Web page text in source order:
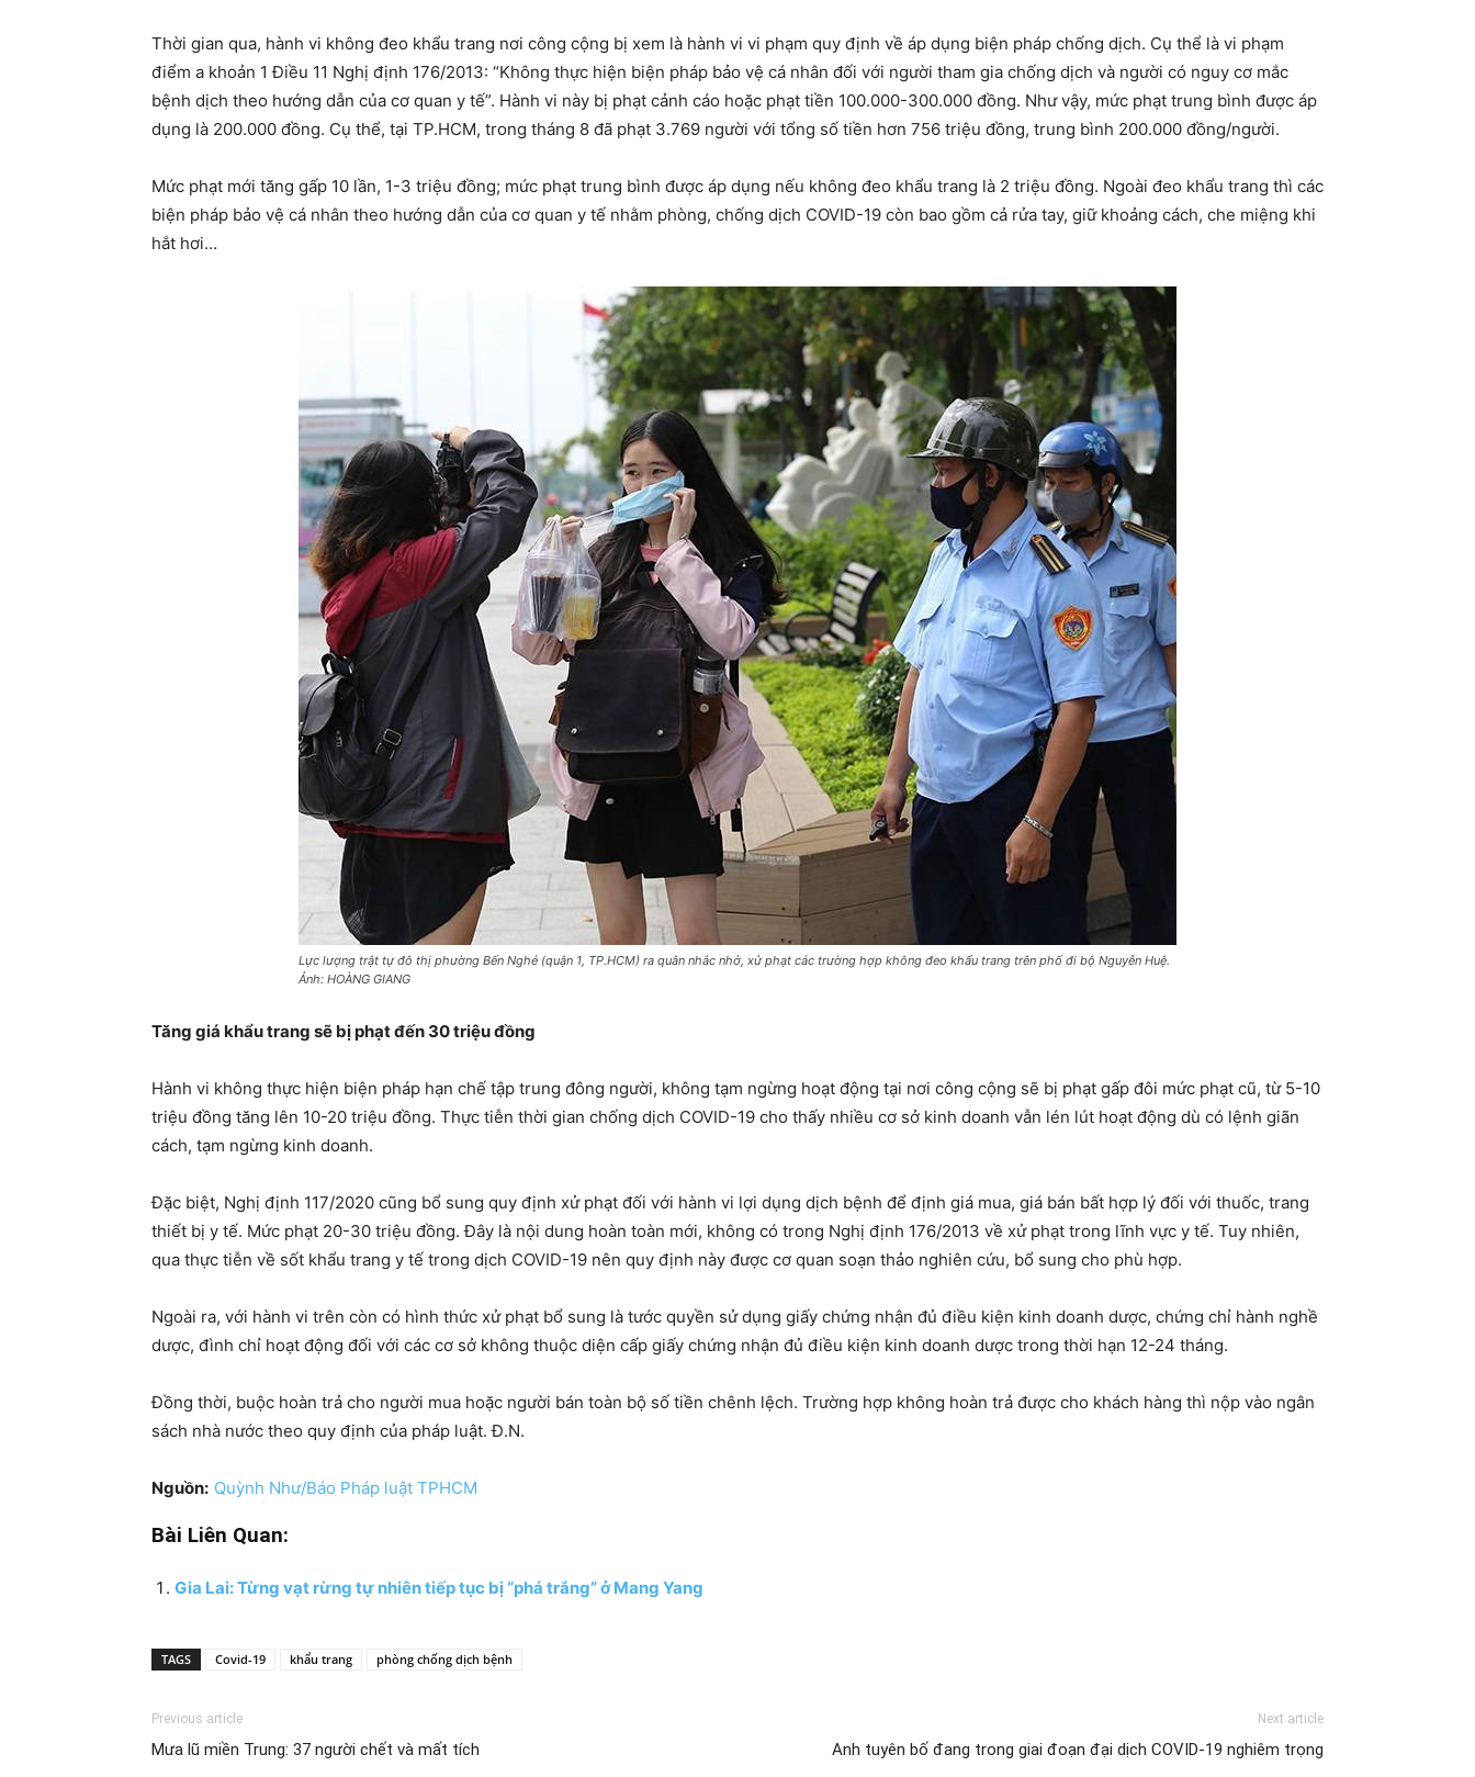
Thời gian qua, hành vi không đeo khẩu trang nơi công cộng bị xem là hành vi vi phạm quy định về áp dụng biện pháp chống dịch. Cụ thể là vi phạm
điểm a khoản 1 Điều 11 Nghị định 176/2013: “Không thực hiện biện pháp bảo vệ cá nhân đối với người tham gia chống dịch và người có nguy cơ mắc
bệnh dịch theo hướng dẫn của cơ quan y tế”. Hành vi này bị phạt cảnh cáo hoặc phạt tiền 100.000-300.000 đồng. Như vậy, mức phạt trung bình được áp
dụng là 200.000 đồng. Cụ thể, tại TP.HCM, trong tháng 8 đã phạt 3.769 người với tổng số tiền hơn 756 triệu đồng, trung bình 200.000 đồng/người.
Mức phạt mới tăng gấp 10 lần, 1-3 triệu đồng; mức phạt trung bình được áp dụng nếu không đeo khẩu trang là 2 triệu đồng. Ngoài đeo khẩu trang thì các
biện pháp bảo vệ cá nhân theo hướng dẫn của cơ quan y tế nhằm phòng, chống dịch COVID-19 còn bao gồm cả rửa tay, giữ khoảng cách, che miệng khi
hắt hơi…
Lực lượng trật tự đô thị phường Bến Nghé (quận 1, TP.HCM) ra quân nhắc nhở, xử phạt các trường hợp không đeo khẩu trang trên phố đi bộ Nguyễn Huệ.
Ảnh: HOÀNG GIANG
Tăng giá khẩu trang sẽ bị phạt đến 30 triệu đồng
Hành vi không thực hiện biện pháp hạn chế tập trung đông người, không tạm ngừng hoạt động tại nơi công cộng sẽ bị phạt gấp đôi mức phạt cũ, từ 5-10
triệu đồng tăng lên 10-20 triệu đồng. Thực tiễn thời gian chống dịch COVID-19 cho thấy nhiều cơ sở kinh doanh vẫn lén lút hoạt động dù có lệnh giãn
cách, tạm ngừng kinh doanh.
Đặc biệt, Nghị định 117/2020 cũng bổ sung quy định xử phạt đối với hành vi lợi dụng dịch bệnh để định giá mua, giá bán bất hợp lý đối với thuốc, trang
thiết bị y tế. Mức phạt 20-30 triệu đồng. Đây là nội dung hoàn toàn mới, không có trong Nghị định 176/2013 về xử phạt trong lĩnh vực y tế. Tuy nhiên,
qua thực tiễn về sốt khẩu trang y tế trong dịch COVID-19 nên quy định này được cơ quan soạn thảo nghiên cứu, bổ sung cho phù hợp.
Ngoài ra, với hành vi trên còn có hình thức xử phạt bổ sung là tước quyền sử dụng giấy chứng nhận đủ điều kiện kinh doanh dược, chứng chỉ hành nghề
dược, đình chỉ hoạt động đối với các cơ sở không thuộc diện cấp giấy chứng nhận đủ điều kiện kinh doanh dược trong thời hạn 12-24 tháng.
Đồng thời, buộc hoàn trả cho người mua hoặc người bán toàn bộ số tiền chênh lệch. Trường hợp không hoàn trả được cho khách hàng thì nộp vào ngân
sách nhà nước theo quy định của pháp luật. Đ.N.
Nguồn: Quỳnh Như/Báo Pháp luật TPHCM
Bài Liên Quan:
Gia Lai: Từng vạt rừng tự nhiên tiếp tục bị “phá trắng” ở Mang Yang
TAGS Covid-19 khẩu trang phòng chống dịch bệnh
Previous article
Mưa lũ miền Trung: 37 người chết và mất tích
Next article
Anh tuyên bố đang trong giai đoạn đại dịch COVID-19 nghiêm trọng